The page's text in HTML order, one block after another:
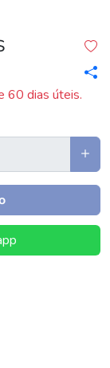
60 dias úteis.